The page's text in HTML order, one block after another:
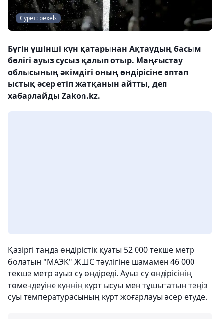
Сурет: pexels
Бүгін үшінші күн қатарынан Ақтаудың басым
бөлігі ауыз сусыз қалып отыр. Маңғыстау
облысының әкімдігі оның өндірісіне аптап
ыстық әсер етіп жатқанын айтты, деп
хабарлайды Zakon.kz.
Қазіргі таңда өндірістік қуаты 52 000 текше метр
болатын "МАЭК" ЖШС тәулігіне шамамен 46 000
текше метр ауыз су өндіреді. Ауыз су өндірісінің
төмендеуіне күннің күрт ысуы мен тұшытатын теңіз
суы температурасының күрт жоғарлауы әсер етуде.